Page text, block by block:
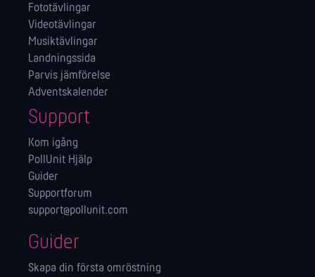
Fototävlingar
Videotävlingar
Musiktävlingar
Landningssida
Parvis jämförelse
Adventskalender
Support
Kom igång
PollUnit Hjälp
Guider
Supportforum
support@pollunit.com
Guider
Skapa din första omröstning